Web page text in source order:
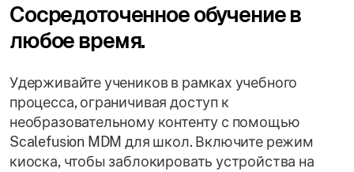
Сосредоточенное обучение в
любое время.
Удерживайте учеников в рамках учебного
процесса, ограничивая доступ к
необразовательному контенту с помощью
Scalefusion MDM для школ. Включите режим
киоска, чтобы заблокировать устройства на